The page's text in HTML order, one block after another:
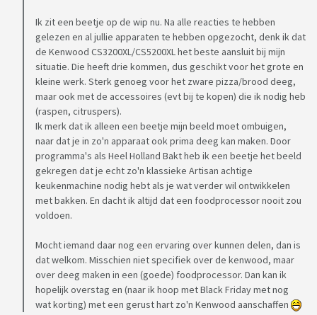
Ik zit een beetje op de wip nu. Na alle reacties te hebben
gelezen en al jullie apparaten te hebben opgezocht, denk ik dat
de Kenwood CS3200XL/CS5200XL het beste aansluit bij mijn
situatie. Die heeft drie kommen, dus geschikt voor het grote en
kleine werk. Sterk genoeg voor het zware pizza/brood deeg,
maar ook met de accessoires (evt bij te kopen) die ik nodig heb
(raspen, citruspers).
Ik merk dat ik alleen een beetje mijn beeld moet ombuigen,
naar dat je in zo'n apparaat ook prima deeg kan maken. Door
programma's als Heel Holland Bakt heb ik een beetje het beeld
gekregen dat je echt zo'n klassieke Artisan achtige
keukenmachine nodig hebt als je wat verder wil ontwikkelen
met bakken. En dacht ik altijd dat een foodprocessor nooit zou
voldoen.
Mocht iemand daar nog een ervaring over kunnen delen, dan is
dat welkom. Misschien niet specifiek over de kenwood, maar
over deeg maken in een (goede) foodprocessor. Dan kan ik
hopelijk overstag en (naar ik hoop met Black Friday met nog
wat korting) met een gerust hart zo'n Kenwood aanschaffen